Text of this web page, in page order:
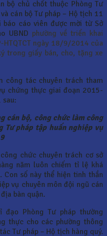
bộ chủ chốt thuộc Phòng Tư
cán bộ Tư pháp – Hộ tịch 11
cáo viên được mời từ Sở
UBND phường về triển khai
ngày 18/9/2014 của
trong giấy bán, cho, tặng xe
công tác chuyên trách tham
chứng thực giai đoạn 2015-
cán bộ, công chức làm công
Tư pháp tập huấn nghiệp vụ
chức chuyên trách cơ sở
năm luôn chiếm tỉ lệ khá
số này thể hiện tinh thần
vụ chuyên môn đội ngũ cán
bàn quận.
đạo Phòng Tư pháp thường
thực cho các phường thông
Tư pháp – Hộ tịch hàng quý.